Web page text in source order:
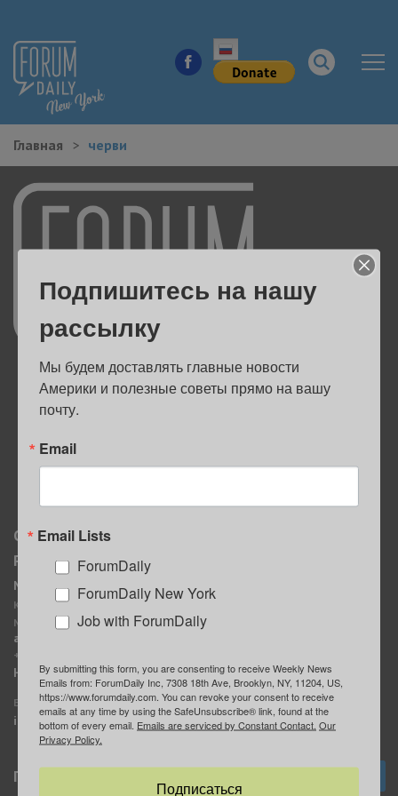
НОВОСТИ ГОРОДА
КУДА ПОЙТИ В ГОРОДЕ
ЗДОРОВЬЕ
РАБОТА И БИЗНЕС
ЖИЛЬЕ
ОБРАЗОВАНИЕ
Главная черви
О нас
Реклама
MediaKit
Контактное лицо:
Марина Баранчук
ad@forumdaily.com
+1 347-604-1261
Наши рекламодатели
E-mail редакции:
info@forumdaily.com
Группа “ИЩУ СОВЕТА”
ForumDaily
Подписка
Подпишитесь на нашу
рассылку
Мы будем доставлять главные новости
Америки и полезные советы прямо на вашу
почту.
Email
Email Lists
ForumDaily
ForumDaily New York
Job with ForumDaily
By submitting this form, you are consenting to receive Weekly News
Emails from: ForumDaily Inc, 7308 18th Ave, Brooklyn, NY, 11204, US,
https://www.forumdaily.com. You can revoke your consent to receive
emails at any time by using the SafeUnsubscribe® link, found at the
bottom of every email. Emails are serviced by Constant Contact. Our
Privacy Policy.
Подписаться